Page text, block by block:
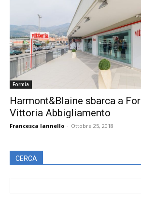
Formia
Harmont&Blaine sbarca a
Vittoria Abbigliamento
Francesca Iannello - Ottobre 25, 2018
CERCA